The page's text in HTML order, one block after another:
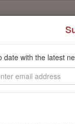
scroll past this
readers,
Catholic Online
this mission. But
date with the latest